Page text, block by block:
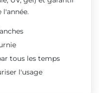
l'année.
tous les temps
l'usage